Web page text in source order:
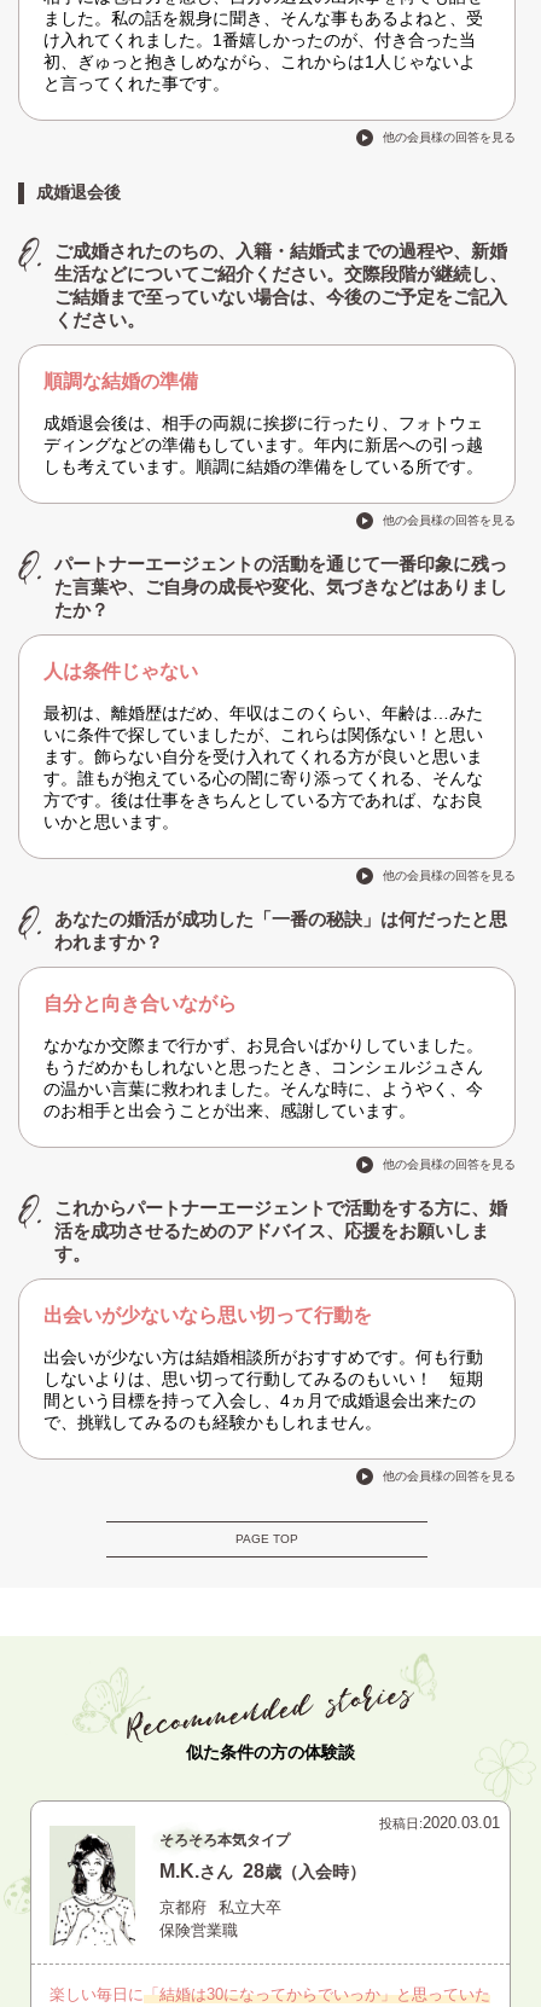
ました。私の話を親身に聞き、そんな事もあるよねと、受
け入れてくれました。1番嬉しかったのが、付き合った当
初、ぎゅっと抱きしめながら、これからは1人じゃないよ
と言ってくれた事です。
他の会員様の回答を見る
成婚退会後
ご成婚されたのちの、入籍・結婚式までの過程や、新婚
生活などについてご紹介ください。交際段階が継続し、
ご結婚まで至っていない場合は、今後のご予定をご記入
ください。
順調な結婚の準備
成婚退会後は、相手の両親に挨拶に行ったり、フォトウェ
ディングなどの準備もしています。年内に新居への引っ越
しも考えています。順調に結婚の準備をしている所です。
他の会員様の回答を見る
パートナーエージェントの活動を通じて一番印象に残っ
た言葉や、ご自身の成長や変化、気づきなどはありまし
たか？
人は条件じゃない
最初は、離婚歴はだめ、年収はこのくらい、年齢は…みた
いに条件で探していましたが、これらは関係ない！と思い
ます。飾らない自分を受け入れてくれる方が良いと思いま
す。誰もが抱えている心の闇に寄り添ってくれる、そんな
方です。後は仕事をきちんとしている方であれば、なお良
いかと思います。
他の会員様の回答を見る
あなたの婚活が成功した「一番の秘訣」は何だったと思
われますか？
自分と向き合いながら
なかなか交際まで行かず、お見合いばかりしていました。
もうだめかもしれないと思ったとき、コンシェルジュさん
の温かい言葉に救われました。そんな時に、ようやく、今
のお相手と出会うことが出来、感謝しています。
他の会員様の回答を見る
これからパートナーエージェントで活動をする方に、婚
活を成功させるためのアドバイス、応援をお願いしま
す。
出会いが少ないなら思い切って行動を
出会いが少ない方は結婚相談所がおすすめです。何も行動
しないよりは、思い切って行動してみるのもいい！ 短期
間という目標を持って入会し、4ヵ月で成婚退会出来たの
で、挑戦してみるのも経験かもしれません。
他の会員様の回答を見る
PAGE TOP
似た条件の方の体験談
投稿日:2020.03.01
そろそろ本気タイプ
M.K.さん 28歳（入会時）
京都府
私立大卒
保険営業職
楽しい毎日に「結婚は30になってからでいっか」と思っていた